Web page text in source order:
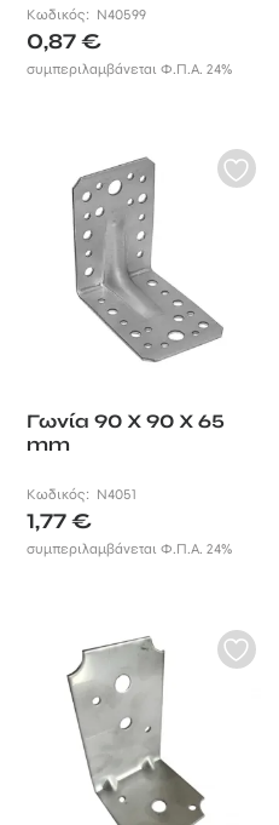
Κωδικός: N40599
0,87€
συμπεριλαμβάνεται Φ.Π.Α. 24%
Γωνία 90 X 90 X 65
mm
Κωδικός: N4051
1,77€
συμπεριλαμβάνεται Φ.Π.Α. 24%